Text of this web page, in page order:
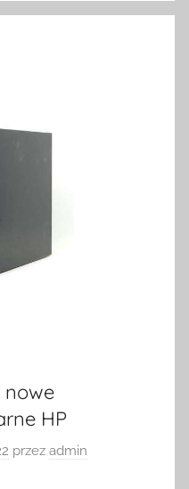
nowe
HP
przez admin